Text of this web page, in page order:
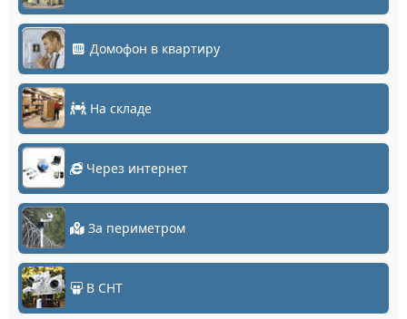
Домофон в квартиру
На складе
Через интернет
За периметром
В СНТ